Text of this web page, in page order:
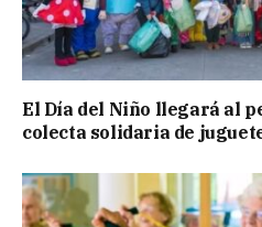
El Día del Niño llegará al
colecta solidaria de